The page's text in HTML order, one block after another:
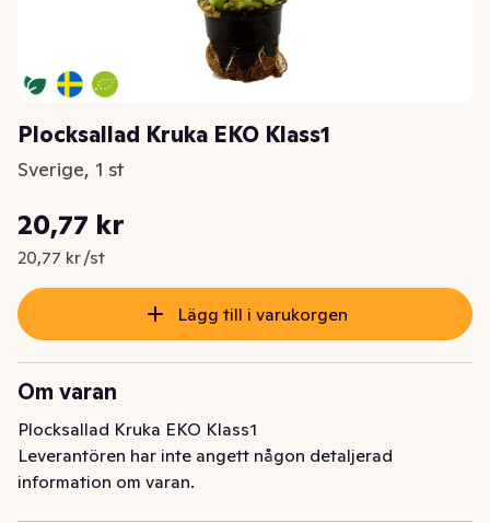
Plocksallad Kruka EKO Klass1
Sverige, 1 st
Nuvarande pris är: 20,77 kr
20,77 kr
20,77 kr /st
Styckpris: 20,77 kr /st
Lägg till i varukorgen
Om varan
Plocksallad Kruka EKO Klass1
Leverantören har inte angett någon detaljerad
information om varan.